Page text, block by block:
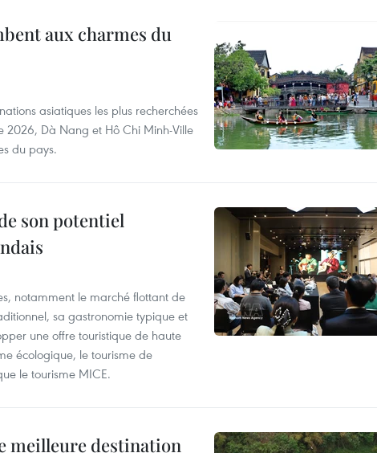
aux charmes du
asiatiques les plus recherchées
2026, Dà Nang et Hô Chi Minh-Ville
du pays.
son potentiel
notamment le marché flottant de
sa gastronomie typique et
une offre touristique de haute
écologique, le tourisme de
le tourisme MICE.
meilleure destination